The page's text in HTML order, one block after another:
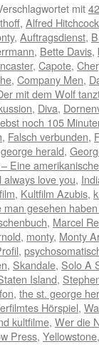
mit
, Alfred Hitchcock
, Auftragsdienst,
, Bette Davis,
, Capote, Cher
, Company Men,
mit dem Wolf
, Diva,
noch 105
, Falsch verbunden,
george herald,
Eine
always love you,
, Kultfilm Azubis,
man gesehen
, Marcel
, monty, Monty
,
, Skandale, Solo A
Island,
, the st. george
Hörspiel,
kultfilme, Wer die
Press, Yellowstone